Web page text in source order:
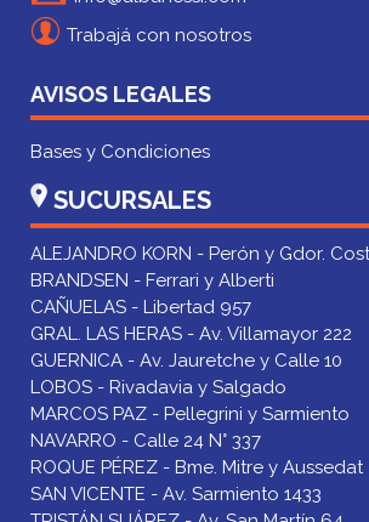
Trabajá con nosotros
AVISOS LEGALES
Bases y Condiciones
SUCURSALES
ALEJANDRO KORN - Perón y Gdor.
BRANDSEN - Ferrari y Alberti
CAÑUELAS - Libertad 957
GRAL. LAS HERAS - Av. Villamayor 222
GUERNICA - Av. Jauretche y Calle 10
LOBOS - Rivadavia y Salgado
MARCOS PAZ - Pellegrini y Sarmiento
NAVARRO - Calle 24 N° 337
ROQUE PÉREZ - Bme. Mitre y Aussedat
SAN VICENTE - Av. Sarmiento 1433